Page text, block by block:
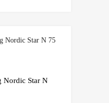
Nordic Star N